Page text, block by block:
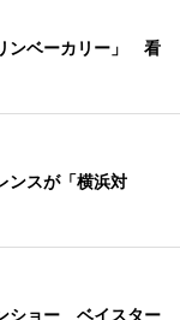
ンベーカリー」 看
ンスが「横浜対
ショー ベイスター